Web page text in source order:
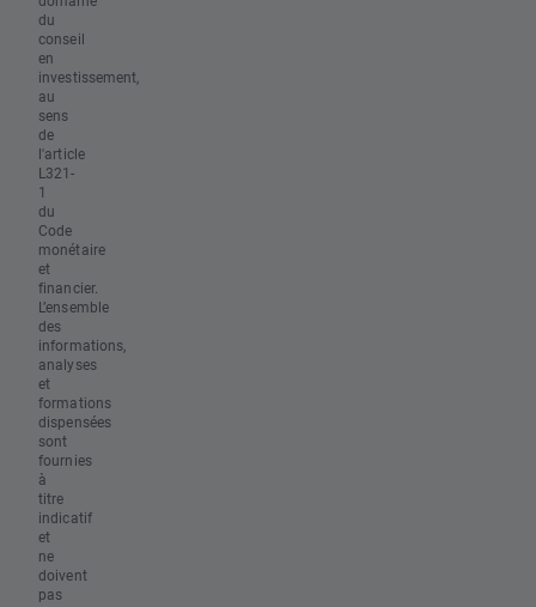
du
conseil
en
investissement,
au
sens
de
l'article
L321-
1
du
Code
monétaire
et
financier.
L’ensemble
des
informations,
analyses
et
formations
dispensées
sont
fournies
à
titre
indicatif
et
ne
doivent
pas